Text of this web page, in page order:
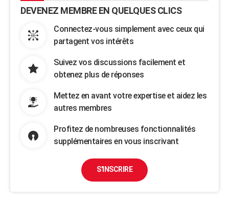
DEVENEZ MEMBRE EN QUELQUES CLICS
Connectez-vous simplement avec ceux qui
partagent vos intérêts
Suivez vos discussions facilement et
obtenez plus de réponses
Mettez en avant votre expertise et aidez les
autres membres
Profitez de nombreuses fonctionnalités
supplémentaires en vous inscrivant
S'INSCRIRE